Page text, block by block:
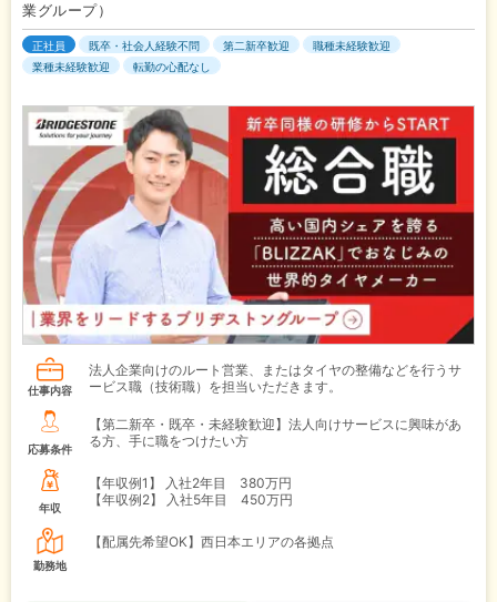
業グループ）
正社員 既卒・社会人経験不問 第二新卒歓迎
職種未経験歓迎
業種未経験歓迎
転勤の心配なし
仕事内容
法人企業向けのルート営業、またはタイヤの整備などを行うサ
ービス職（技術職）を担当いただきます。
応募条件
【第二新卒・既卒・未経験歓迎】法人向けサービスに興味があ
る方、手に職をつけたい方
年収
【年収例1】
入社2年目 380万円
【年収例2】
入社5年目 450万円
勤務地
【配属先希望OK】西日本エリアの各拠点